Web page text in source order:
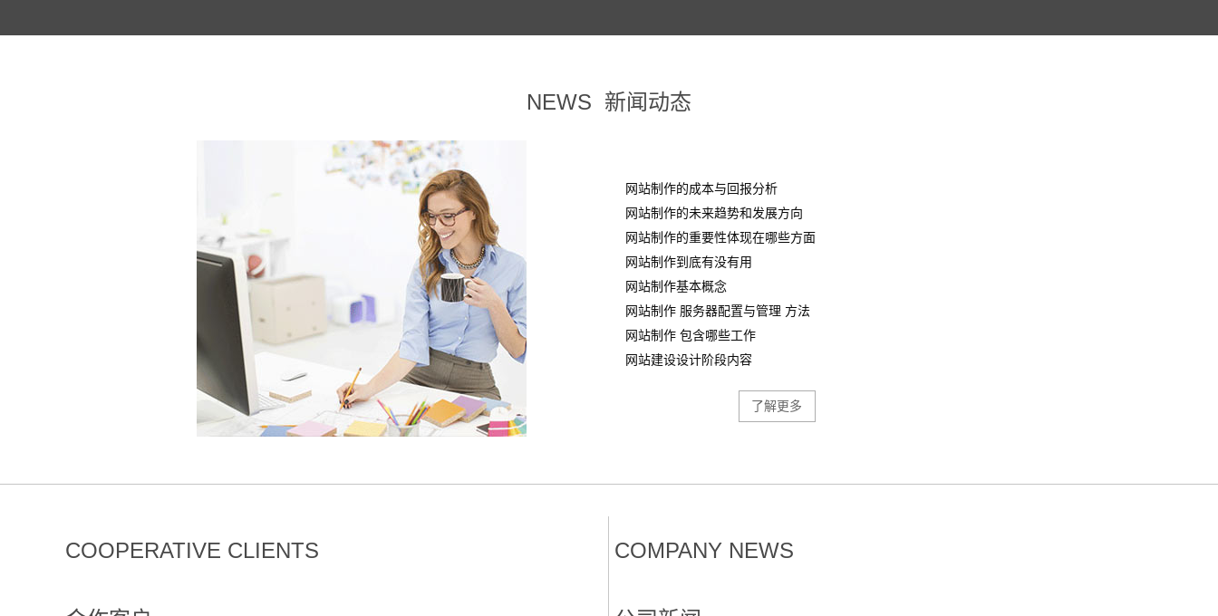
NEWS 新闻动态
网站制作的成本与回报分析
网站制作的未来趋势和发展方向
网站制作的重要性体现在哪些方面
网站制作到底有没有用
网站制作基本概念
网站制作 服务器配置与管理 方法
网站制作 包含哪些工作
网站建设设计阶段内容
了解更多
COOPERATIVE CLIENTS COMPANY NEWS